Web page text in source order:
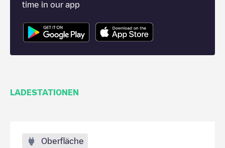
time in our app
LADESTATIONEN
Oberfläche